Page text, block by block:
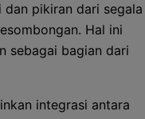
pikiran dari segala
Hal ini
sebagai bagian dari
integrasi antara